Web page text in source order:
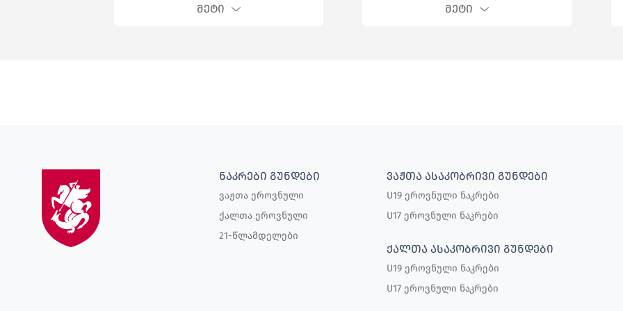
ᲛᲔᲢᲘ ᲛᲔᲢᲘ
ᲜᲐᲙᲠᲔᲑᲘ ᲒᲣᲜᲓᲔᲑᲘ
ვაჟთა ეროვნული
ქალთა ეროვნული
21-წლამდელები
ᲕᲐᲟᲗᲐ ᲐᲡᲐᲙᲝᲑᲠᲘᲕᲘ ᲒᲣᲜᲓᲔᲑᲘ
U19 ეროვნული ნაკრები
U17 ეროვნული ნაკრები
ᲥᲐᲚᲗᲐ ᲐᲡᲐᲙᲝᲑᲠᲘᲕᲘ ᲒᲣᲜᲓᲔᲑᲘ
U19 ეროვნული ნაკრები
U17 ეროვნული ნაკრები